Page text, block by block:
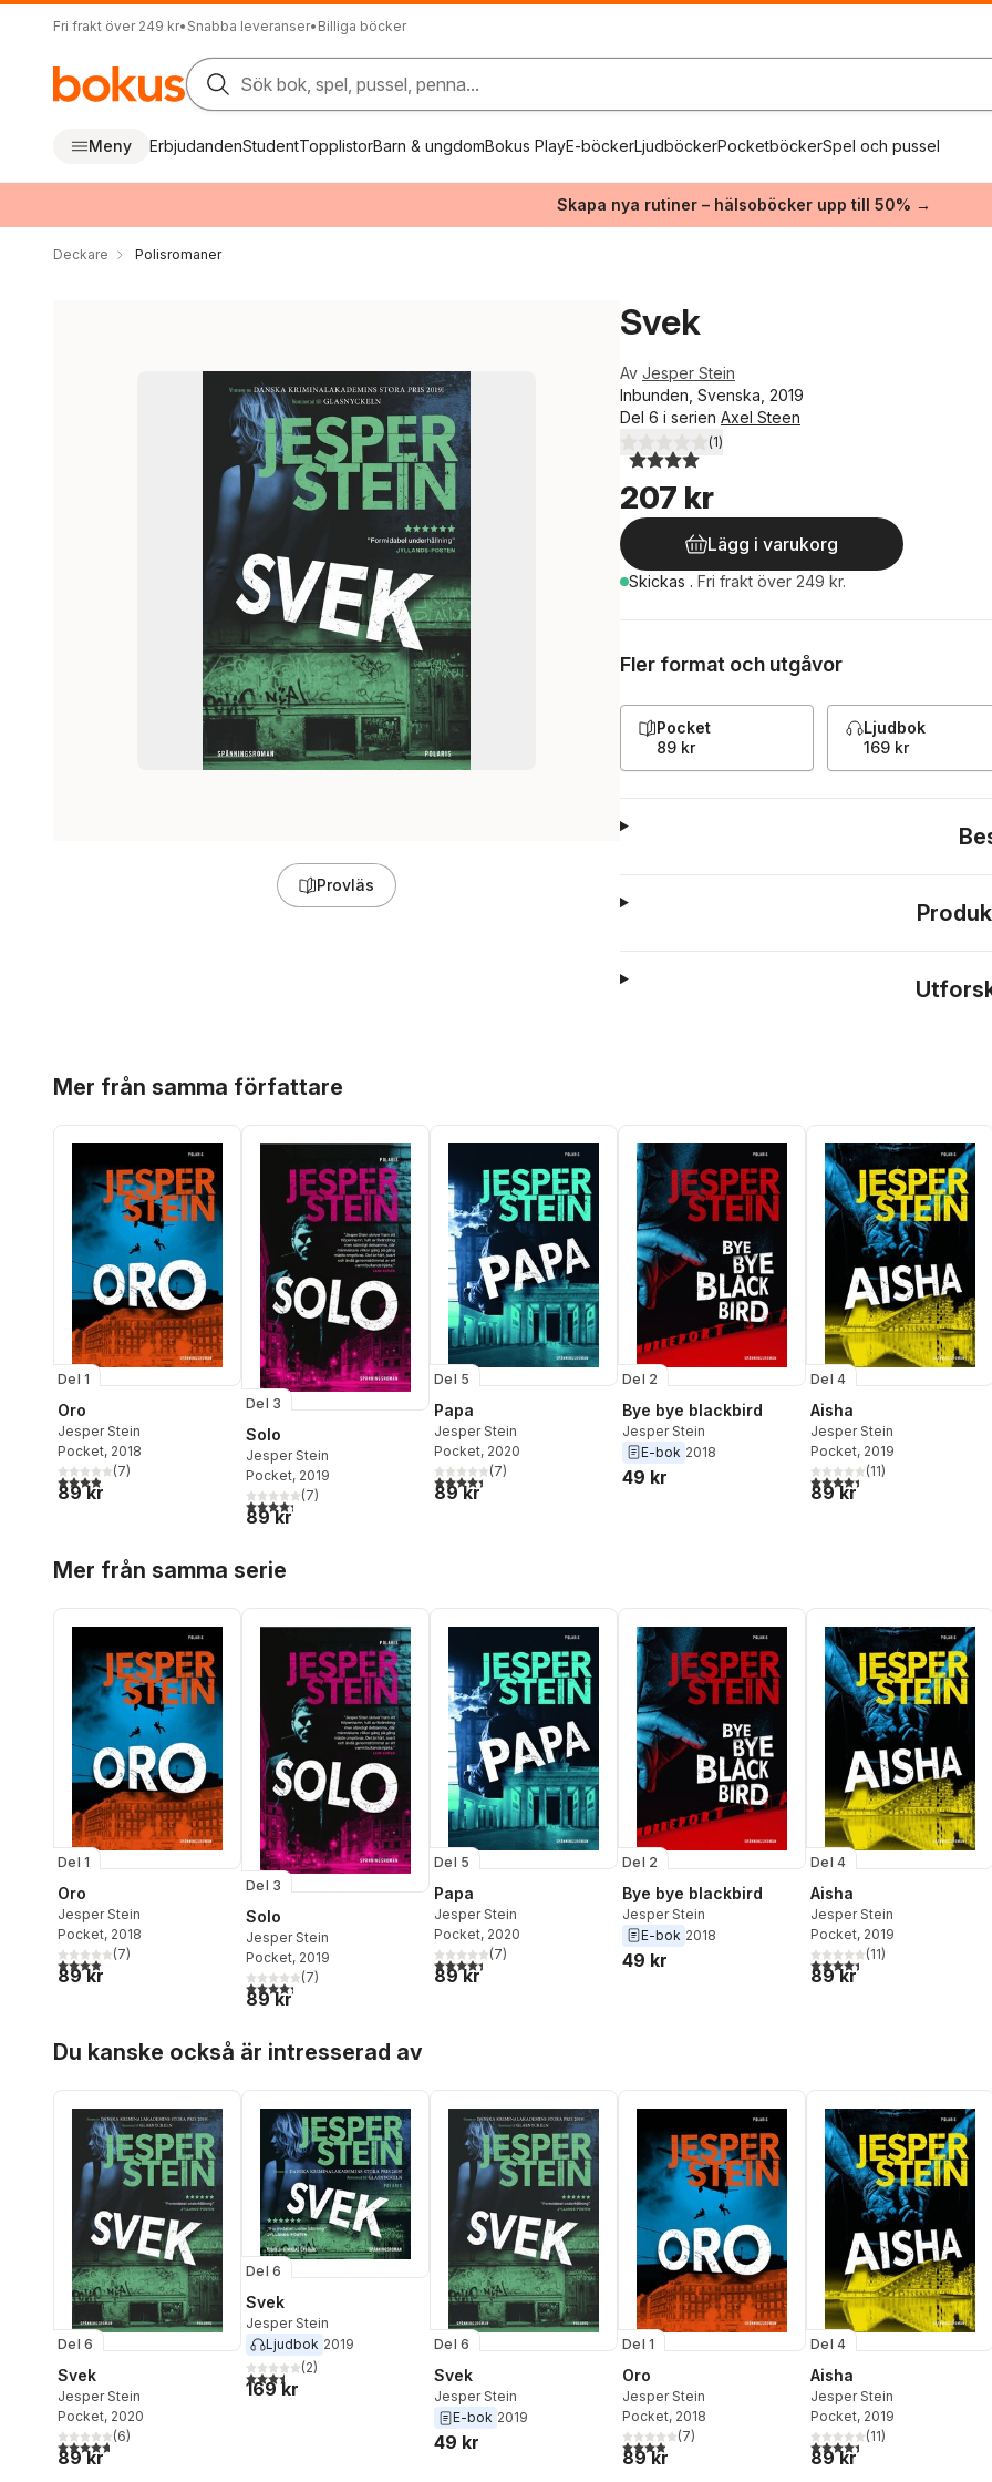
Fri frakt över 249 kr• Snabba leveranser• Billiga böcker
Sök bok, spel, pussel, penna...
Meny ErbjudandenStudentTopplistorBarn & ungdomBokus PlayE-böckerLjudböckerPocketböckerSpel och pussel
Skapa nya rutiner – hälsoböcker upp till 50% →
Deckare Polisromaner
Provläs
Svek
Av Jesper Stein
Inbunden, Svenska, 2019
Del 6 i serien Axel Steen
4,0utav 5 stjärnor. Totalt antal röster:
(1)
207 kr
Lägg i varukorg
Skickas . Fri frakt över 249 kr.
Fler format och utgåvor
Pocket
89 kr
Ljudbok
169 kr
Mer från samma författare
Del 1
Oro
Jesper Stein
Pocket, 2018
3,9utav 5 stjärnor. Totalt antal röster:
(7)
89 kr
Del 3
Solo
Jesper Stein
Pocket, 2019
4,3utav 5 stjärnor. Totalt antal röster:
(7)
89 kr
Del 5
Papa
Jesper Stein
Pocket, 2020
4,4utav 5 stjärnor. Totalt antal röster:
(7)
89 kr
Del 2
Bye bye blackbird
Jesper Stein
E-bok 2018
49 kr
Del 4
Aisha
Jesper Stein
Pocket, 2019
4,4utav 5 stjärnor. Totalt
(11)
89 kr
Mer från samma serie
Del 1
Oro
Jesper Stein
Pocket, 2018
3,9utav 5 stjärnor. Totalt antal röster:
(7)
89 kr
Del 3
Solo
Jesper Stein
Pocket, 2019
4,3utav 5 stjärnor. Totalt antal röster:
(7)
89 kr
Del 5
Papa
Jesper Stein
Pocket, 2020
4,4utav 5 stjärnor. Totalt antal röster:
(7)
89 kr
Del 2
Bye bye blackbird
Jesper Stein
E-bok 2018
49 kr
Del 4
Aisha
Jesper Stein
Pocket, 2019
4,4utav 5 stjärnor. Totalt
(11)
89 kr
Du kanske också är intresserad av
Del 6
Svek
Jesper Stein
Pocket, 2020
4,7utav 5 stjärnor. Totalt antal röster:
(6)
89 kr
Del 6
Svek
Jesper Stein
Ljudbok 2019
3,5utav 5 stjärnor. Totalt antal röster:
(2)
169 kr
Del 6
Svek
Jesper Stein
E-bok 2019
49 kr
Del 1
Oro
Jesper Stein
Pocket, 2018
3,9utav 5 stjärnor. Totalt antal röster:
(7)
89 kr
Del 4
Aisha
Jesper Stein
Pocket, 2019
4,4utav 5 stjärnor. Totalt
(11)
89 kr